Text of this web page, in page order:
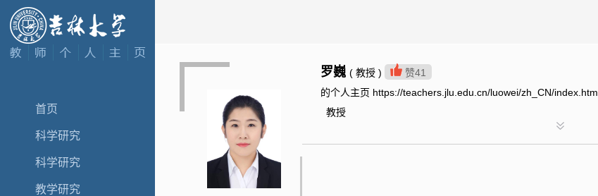
首页
科学研究
科学研究
教学研究
罗巍 ( 教授 ) 赞41
的个人主页 https://teachers.jlu.edu.cn/luowei/zh_CN/index.htm
教授